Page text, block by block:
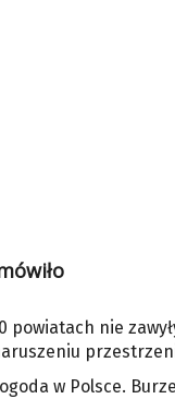
powiatach nie
w Polsce.